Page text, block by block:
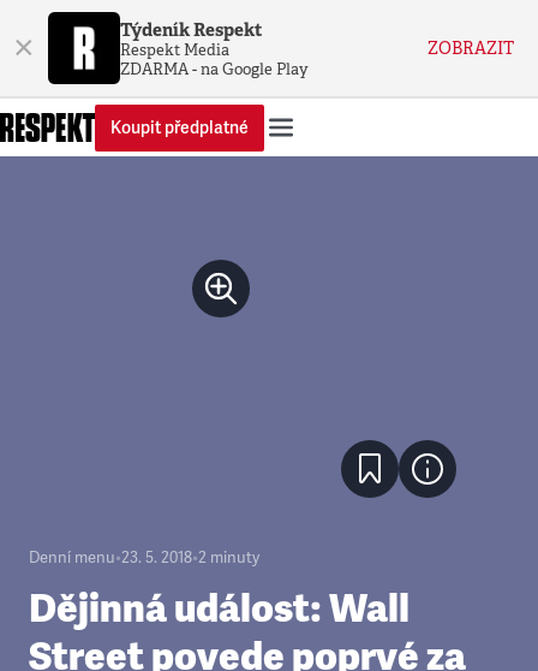
× Týdeník Respekt
Respekt Media
ZDARMA - na Google Play
ZOBRAZIT
Koupit předplatné
Denní menu•23. 5. 2018•2 minuty
Dějinná událost: Wall
Street povede poprvé za